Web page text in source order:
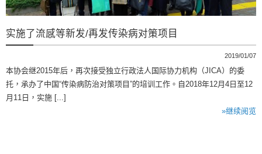
实施了流感等新发/再发传染病对策项目
2019/01/07
本协会继2015年后，再次接受独立行政法人国际协力机构（JICA）的委
托，承办了中国“传染病防治对策项目”的培训工作。自2018年12月4日至12
月11日，实施 [...]
»继续阅览